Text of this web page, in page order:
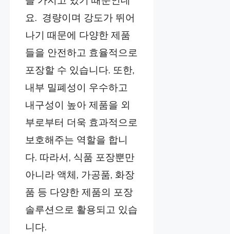
요. 경량이며 강도가 뛰어
나기 때문에 다양한 제품
들을 안전하고 효율적으로
포장할 수 있습니다. 또한,
내부 밀폐성이 우수하고
내구성이 높아 제품을 외
부로부터 더욱 효과적으로
보호해주는 역할을 합니
다. 따라서, 식품 포장뿐만
아니라 액체, 가공품, 화장
품 등 다양한 제품의 포장
솔루션으로 활용되고 있습
니다.